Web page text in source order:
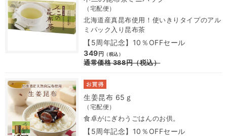
（宅配便）
北海道産真昆布使用！使いきりタイプのアル
ミパック入り昆布茶
【5周年記念】10％OFFセール
349 円 （税込）
通常価格388円（税込）
生姜昆布 65ｇ
（宅配便）
食卓がにぎわうごはんのお供。
【5周年記念】10％OFFセール